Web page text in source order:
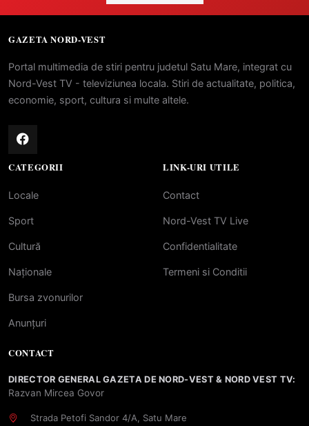
GAZETA NORD-VEST
Portal multimedia de stiri pentru judetul Satu Mare, integrat cu
Nord-Vest TV - televiziunea locala. Stiri de actualitate, politica,
economie, sport, cultura si multe altele.
CATEGORII
Locale
Sport
Cultură
Naționale
Bursa zvonurilor
Anunțuri
LINK-URI UTILE
Contact
Nord-Vest TV Live
Confidentialitate
Termeni si Conditii
CONTACT
DIRECTOR GENERAL GAZETA DE NORD-VEST & NORD VEST TV:
Razvan Mircea Govor
Strada Petofi Sandor 4/A, Satu Mare